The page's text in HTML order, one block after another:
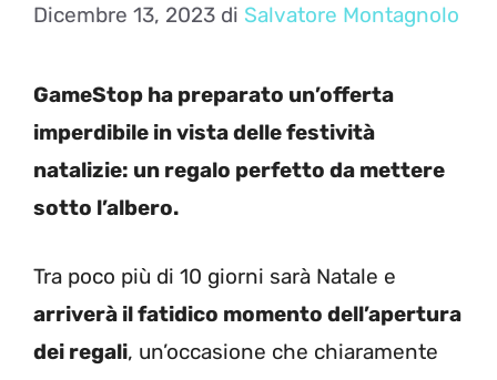
Dicembre 13, 2023 di Salvatore Montagnolo
GameStop ha preparato un’offerta
imperdibile in vista delle festività
natalizie: un regalo perfetto da mettere
sotto l’albero.
Tra poco più di 10 giorni sarà Natale e
arriverà il fatidico momento dell’apertura
dei regali, un’occasione che chiaramente